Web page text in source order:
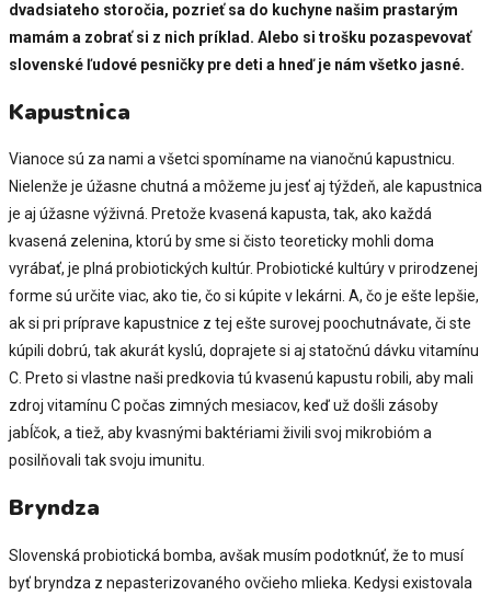
dvadsiateho storočia, pozrieť sa do kuchyne našim prastarým
mamám a zobrať si z nich príklad. Alebo si trošku pozaspevovať
slovenské ľudové pesničky pre deti a hneď je nám všetko jasné.
Kapustnica
Vianoce sú za nami a všetci spomíname na vianočnú kapustnicu.
Nielenže je úžasne chutná a môžeme ju jesť aj týždeň, ale kapustnica
je aj úžasne výživná. Pretože kvasená kapusta, tak, ako každá
kvasená zelenina, ktorú by sme si čisto teoreticky mohli doma
vyrábať, je plná probiotických kultúr. Probiotické kultúry v prirodzenej
forme sú určite viac, ako tie, čo si kúpite v lekárni. A, čo je ešte lepšie,
ak si pri príprave kapustnice z tej ešte surovej poochutnávate, či ste
kúpili dobrú, tak akurát kyslú, doprajete si aj statočnú dávku vitamínu
C. Preto si vlastne naši predkovia tú kvasenú kapustu robili, aby mali
zdroj vitamínu C počas zimných mesiacov, keď už došli zásoby
jabĺčok, a tiež, aby kvasnými baktériami živili svoj mikrobióm a
posilňovali tak svoju imunitu.
Bryndza
Slovenská probiotická bomba, avšak musím podotknúť, že to musí
byť bryndza z nepasterizovaného ovčieho mlieka. Kedysi existovala